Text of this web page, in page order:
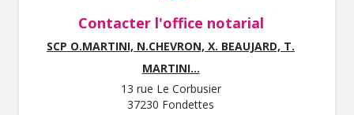
Contacter l'office notarial
SCP O.MARTINI, N.CHEVRON, X. BEAUJARD, T.
MARTINI...
13 rue Le Corbusier
37230 Fondettes